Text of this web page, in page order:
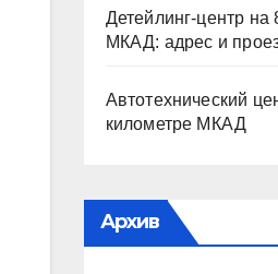
Детейлинг-центр на
МКАД: адрес и
Автотехнический
километре МКАД
Архив